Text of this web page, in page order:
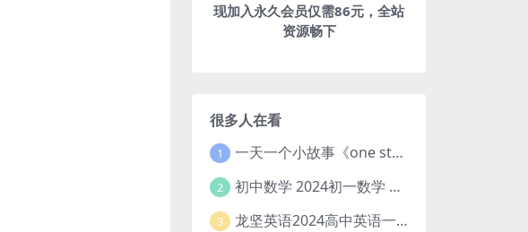
现加入永久会员仅需86元，全站
资源畅下
很多人在看
1 一天一个小故事《one story a day》初中版 百度网盘分享下载
2 初中数学 2024初一数学 朱韬数学 S班春季下 A+班春季下 百度云网盘
3 龙坚英语2024高中英语一轮系统班(全国卷+北京卷)